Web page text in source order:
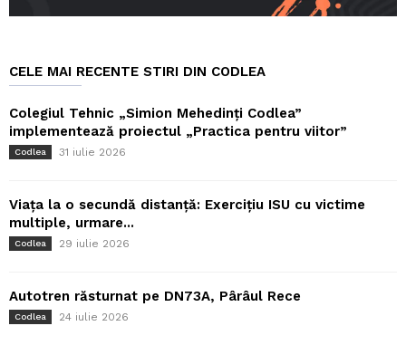
CELE MAI RECENTE STIRI DIN CODLEA
Colegiul Tehnic „Simion Mehedinți Codlea”
implementează proiectul „Practica pentru viitor”
Codlea 31 iulie 2026
Viața la o secundă distanță: Exercițiu ISU cu victime
multiple, urmare...
Codlea 29 iulie 2026
Autotren răsturnat pe DN73A, Pârâul Rece
Codlea 24 iulie 2026